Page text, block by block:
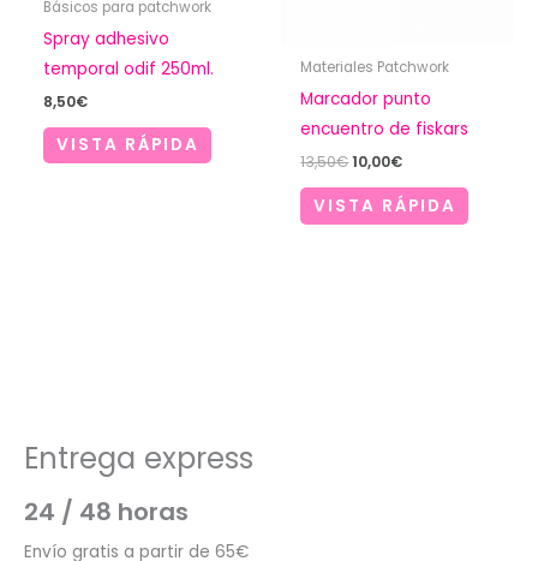
Básicos para patchwork
Spray adhesivo
temporal odif 250ml.
8,50€
VISTA RÁPIDA
Materiales Patchwork
Marcador punto
encuentro de fiskars
13,50€El
original
era:
10,00€El
actual
es:
VISTA RÁPIDA
Entrega express
24 / 48 horas
Envío gratis a partir de 65€